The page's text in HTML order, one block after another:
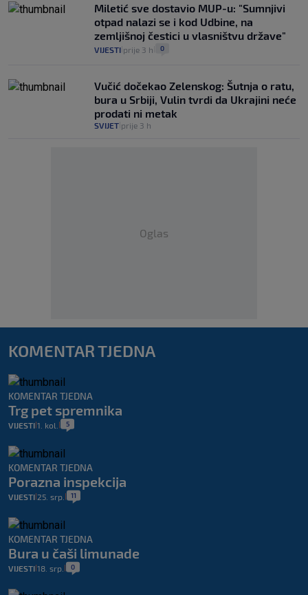
Miletić sve dostavio MUP-u: "Sumnjivi
otpad nalazi se i kod Udbine, na
zemljišnoj čestici u vlasništvu države"
VIJESTI prije 3 h 0
Vučić dočekao Zelenskog: Šutnja o ratu,
bura u Srbiji, Vulin tvrdi da Ukrajini neće
prodati ni metak
SVIJET prije 3 h
Oglas
KOMENTAR TJEDNA
KOMENTAR TJEDNA
Trg pet spremnika
VIJESTI 1. kol. 5
KOMENTAR TJEDNA
Porazna inspekcija
VIJESTI 25. srp. 11
KOMENTAR TJEDNA
Bura u čaši limunade
VIJESTI 18. srp. 0